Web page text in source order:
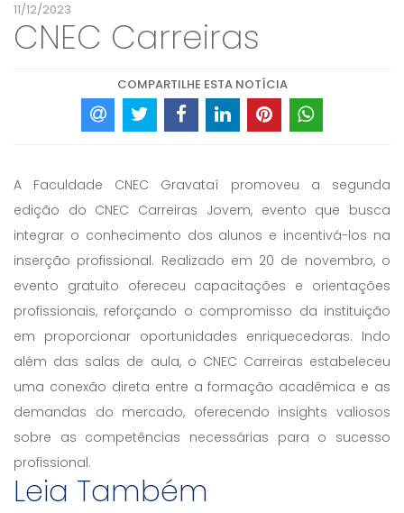
11/12/2023
CNEC Carreiras
COMPARTILHE ESTA NOTÍCIA
A Faculdade CNEC Gravataí promoveu a segunda
edição do CNEC Carreiras Jovem, evento que busca
integrar o conhecimento dos alunos e incentivá-los na
inserção profissional. Realizado em 20 de novembro, o
evento gratuito ofereceu capacitações e orientações
profissionais, reforçando o compromisso da instituição
em proporcionar oportunidades enriquecedoras. Indo
além das salas de aula, o CNEC Carreiras estabeleceu
uma conexão direta entre a formação acadêmica e as
demandas do mercado, oferecendo insights valiosos
sobre as competências necessárias para o sucesso
profissional.
Leia Também